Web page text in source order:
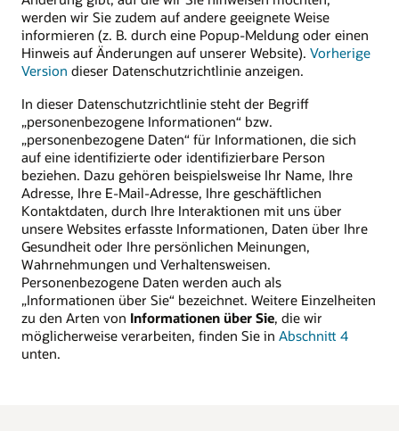
werden wir Sie zudem auf andere geeignete Weise
informieren (z. B. durch eine Popup-Meldung oder einen
Hinweis auf Änderungen auf unserer Website). Vorherige
Version dieser Datenschutzrichtlinie anzeigen.
In dieser Datenschutzrichtlinie steht der Begriff
„personenbezogene Informationen“ bzw.
„personenbezogene Daten“ für Informationen, die sich
auf eine identifizierte oder identifizierbare Person
beziehen. Dazu gehören beispielsweise Ihr Name, Ihre
Adresse, Ihre E-Mail-Adresse, Ihre geschäftlichen
Kontaktdaten, durch Ihre Interaktionen mit uns über
unsere Websites erfasste Informationen, Daten über Ihre
Gesundheit oder Ihre persönlichen Meinungen,
Wahrnehmungen und Verhaltensweisen.
Personenbezogene Daten werden auch als
„Informationen über Sie“ bezeichnet. Weitere Einzelheiten
zu den Arten von Informationen über Sie, die wir
möglicherweise verarbeiten, finden Sie in Abschnitt 4
unten.